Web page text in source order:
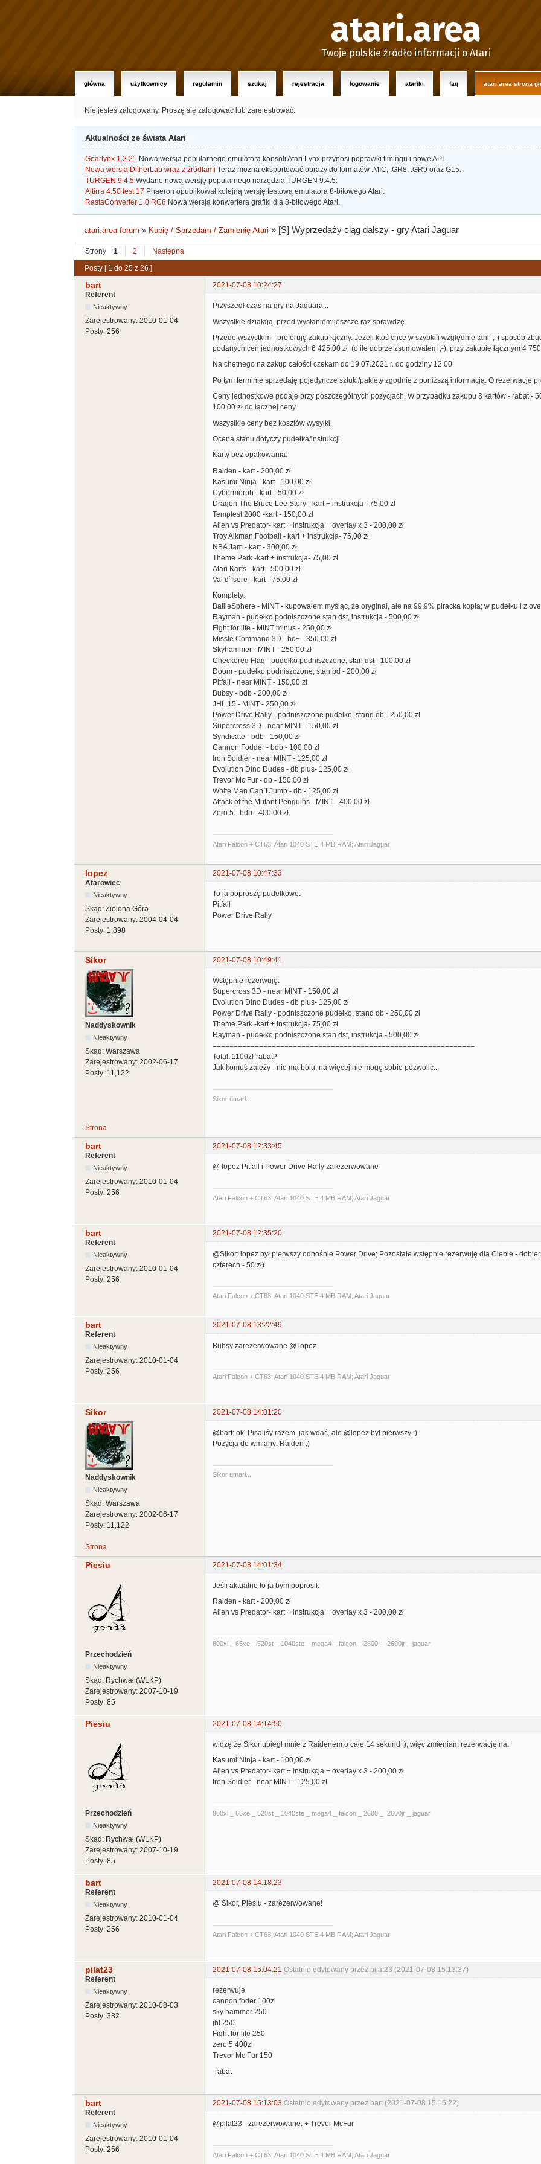
atari.area
Twoje polskie źródło informacji o Atari
główna użytkownicy regulamin szukaj rejestracja logowanie atariki faq atari.area strona
Nie jesteś zalogowany. Proszę się zalogować lub zarejestrować.
Aktualności ze świata Atari
Gearlynx 1.2.21 Nowa wersja popularnego emulatora konsoli Atari Lynx przynosi poprawki timingu i nowe API.
Nowa wersja DitherLab wraz z źródłami Teraz można eksportować obrazy do formatów .MIC, .GR8, .GR9 oraz G15.
TURGEN 9.4.5 Wydano nową wersję popularnego narzędzia TURGEN 9.4.5.
Altirra 4.50 test 17 Phaeron opublikował kolejną wersję testową emulatora 8-bitowego Atari.
RastaConverter 1.0 RC8 Nowa wersja konwertera grafiki dla 8-bitowego Atari.
atari.area forum » Kupię / Sprzedam / Zamienię Atari » [S] Wyprzedaży ciąg dalszy - gry Atari Jaguar
Strony 1 2
Następna
Posty [ 1 do 25 z 26 ]
bart
2021-07-08 10:24:27
Referent
Nieaktywny
Zarejestrowany: 2010-01-04
Posty: 256
Przyszedł czas na gry na Jaguara...
Wszystkie działają, przed wysłaniem jeszcze raz sprawdzę.
Przede wszystkim - preferuję zakup łączny. Jeżeli ktoś chce w szybki i względnie tani ;-) sposób
podanych cen jednostkowych 6 425,00 zł (o ile dobrze zsumowałem ;-); przy zakupie łącznym 4
Na chętnego na zakup całości czekam do 19.07.2021 r. do godziny 12.00
Po tym terminie sprzedaję pojedyncze sztuki/pakiety zgodnie z poniższą informacją. O rezerwacje
Ceny jednostkowe podaję przy poszczególnych pozycjach. W przypadku zakupu 3 kartów - rabat -
100,00 zł do łącznej ceny.
Wszystkie ceny bez kosztów wysyłki.
Ocena stanu dotyczy pudełka/instrukcji.
Karty bez opakowania:
Raiden - kart - 200,00 zł
Kasumi Ninja - kart - 100,00 zł
Cybermorph - kart - 50,00 zł
Dragon The Bruce Lee Story - kart + instrukcja - 75,00 zł
Temptest 2000 -kart - 150,00 zł
Alien vs Predator- kart + instrukcja + overlay x 3 - 200,00 zł
Troy Aikman Football - kart + instrukcja- 75,00 zł
NBA Jam - kart - 300,00 zł
Theme Park -kart + instrukcja- 75,00 zł
Atari Karts - kart - 500,00 zł
Val d`Isere - kart - 75,00 zł
Komplety:
BatlleSphere - MINT - kupowałem myśląc, że oryginał, ale na 99,9% piracka kopia; w pudełku i z
Rayman - pudełko podniszczone stan dst, instrukcja - 500,00 zł
Fight for life - MINT minus - 250,00 zł
Missle Command 3D - bd+ - 350,00 zł
Skyhammer - MINT - 250,00 zł
Checkered Flag - pudełko podniszczone, stan dst - 100,00 zł
Doom - pudełko podniszczone, stan bd - 200,00 zł
Pitfall - near MINT - 150,00 zł
Bubsy - bdb - 200,00 zł
JHL 15 - MINT - 250,00 zł
Power Drive Rally - podniszczone pudełko, stand db - 250,00 zł
Supercross 3D - near MINT - 150,00 zł
Syndicate - bdb - 150,00 zł
Cannon Fodder - bdb - 100,00 zł
Iron Soldier - near MINT - 125,00 zł
Evolution Dino Dudes - db plus- 125,00 zł
Trevor Mc Fur - db - 150,00 zł
White Man Can`t Jump - db - 125,00 zł
Attack of the Mutant Penguins - MINT - 400,00 zł
Zero 5 - bdb - 400,00 zł
Atari Falcon + CT63; Atari 1040 STE 4 MB RAM; Atari Jaguar
lopez
2021-07-08 10:47:33
Atarowiec
Nieaktywny
Skąd: Zielona Góra
Zarejestrowany: 2004-04-04
Posty: 1,898
To ja poproszę pudełkowe:
Pitfall
Power Drive Rally
Sikor 2021-07-08 10:49:41
Naddyskownik
Nieaktywny
Skąd: Warszawa
Zarejestrowany: 2002-06-17
Posty: 11,122
Wstępnie rezerwuję:
Supercross 3D - near MINT - 150,00 zł
Evolution Dino Dudes - db plus- 125,00 zł
Power Drive Rally - podniszczone pudełko, stand db - 250,00 zł
Theme Park -kart + instrukcja- 75,00 zł
Rayman - pudełko podniszczone stan dst, instrukcja - 500,00 zł
==============================================================
Total: 1100zł-rabat?
Jak komuś zależy - nie ma bólu, na więcej nie mogę sobie pozwolić...
Sikor umarł...
Strona
bart
2021-07-08 12:33:45
Referent
Nieaktywny
Zarejestrowany: 2010-01-04
Posty: 256
@ lopez Pitfall i Power Drive Rally zarezerwowane
Atari Falcon + CT63; Atari 1040 STE 4 MB RAM; Atari Jaguar
bart
2021-07-08 12:35:20
Referent
Nieaktywny
Zarejestrowany: 2010-01-04
Posty: 256
@Sikor: lopez był pierwszy odnośnie Power Drive; Pozostałe wstępnie rezerwuję dla Ciebie -
czterech - 50 zł)
Atari Falcon + CT63; Atari 1040 STE 4 MB RAM; Atari Jaguar
bart
2021-07-08 13:22:49
Referent
Nieaktywny
Zarejestrowany: 2010-01-04
Posty: 256
Bubsy zarezerwowane @ lopez
Atari Falcon + CT63; Atari 1040 STE 4 MB RAM; Atari Jaguar
Sikor 2021-07-08 14:01:20
Naddyskownik
Nieaktywny
Skąd: Warszawa
Zarejestrowany: 2002-06-17
Posty: 11,122
@bart: ok. Pisaliśy razem, jak wdać, ale @lopez był pierwszy ;)
Pozycja do wmiany: Raiden ;)
Sikor umarł...
Strona
Piesiu 2021-07-08 14:01:34
Przechodzień
Nieaktywny
Skąd: Rychwał (WLKP)
Zarejestrowany: 2007-10-19
Posty: 85
Jeśli aktualne to ja bym poprosił:
Raiden - kart - 200,00 zł
Alien vs Predator- kart + instrukcja + overlay x 3 - 200,00 zł
800xl _ 65xe _ 520st _ 1040ste _ mega4 _ falcon _ 2600 _ 2600jr _ jaguar
Piesiu 2021-07-08 14:14:50
Przechodzień
Nieaktywny
Skąd: Rychwał (WLKP)
Zarejestrowany: 2007-10-19
Posty: 85
widzę że Sikor ubiegł mnie z Raidenem o całe 14 sekund ;), więc zmieniam rezerwację na:
Kasumi Ninja - kart - 100,00 zł
Alien vs Predator- kart + instrukcja + overlay x 3 - 200,00 zł
Iron Soldier - near MINT - 125,00 zł
800xl _ 65xe _ 520st _ 1040ste _ mega4 _ falcon _ 2600 _ 2600jr _ jaguar
bart
2021-07-08 14:18:23
Referent
Nieaktywny
Zarejestrowany: 2010-01-04
Posty: 256
@ Sikor, Piesiu - zarezerwowane!
Atari Falcon + CT63; Atari 1040 STE 4 MB RAM; Atari Jaguar
pilat23 2021-07-08 15:04:21 Ostatnio edytowany przez pilat23 (2021-07-08 15:13:37)
Referent
Nieaktywny
Zarejestrowany: 2010-08-03
Posty: 382
rezerwuje
cannon foder 100zl
sky hammer 250
jhl 250
Fight for life 250
zero 5 400zl
Trevor Mc Fur 150
-rabat
bart 2021-07-08 15:13:03 Ostatnio edytowany przez bart (2021-07-08 15:15:22)
Referent
Nieaktywny
Zarejestrowany: 2010-01-04
Posty: 256
@pilat23 - zarezerwowane. + Trevor McFur
Atari Falcon + CT63; Atari 1040 STE 4 MB RAM; Atari Jaguar